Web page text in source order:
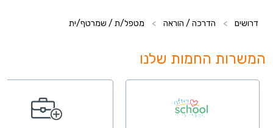
דרושים > הדרכה / הוראה > מטפל/ת / שמרטף/ית
המשרות החמות שלנו